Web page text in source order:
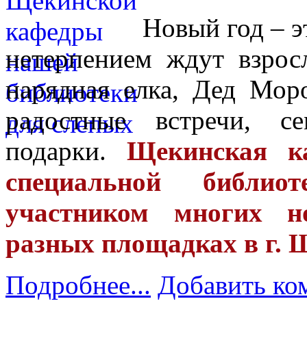
Новый год –
нетерпением ждут
нарядная елка, Дед
радостные встречи,
подарки. Щекинская
специальной
участником многих
разных площадках в г.
Подробнее... Добавить